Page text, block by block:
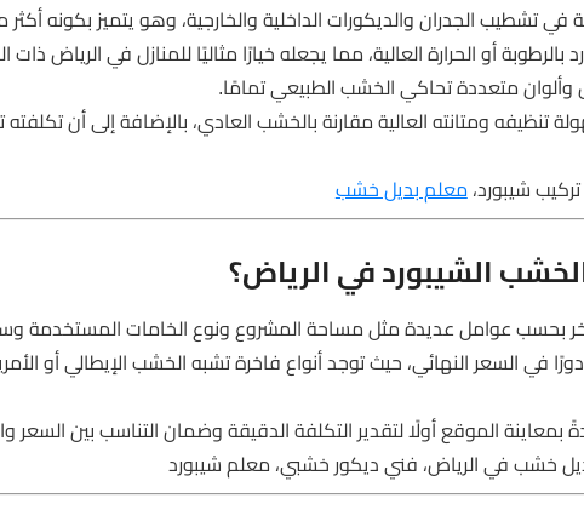
تشطيب الجدران والديكورات الداخلية والخارجية، وهو يتميز بكونه
أو الحرارة العالية، مما يجعله خيارًا مثاليًا للمنازل في الرياض ذات
متعددة تحاكي الخشب الطبيعي تمامًا.
ومتانته العالية مقارنة بالخشب العادي، بالإضافة إلى أن تكلفته
شيبورد،معلم بديل خشب
الشيبورد في الرياض؟
بحسب عوامل عديدة مثل مساحة المشروع ونوع الخامات المستخدمة
في السعر النهائي، حيث توجد أنواع فاخرة تشبه الخشب الإيطالي أو
الموقع أولًا لتقدير التكلفة الدقيقة وضمان التناسب بين السعر
خشب في الرياض، فني ديكور خشبي، معلم شيبورد